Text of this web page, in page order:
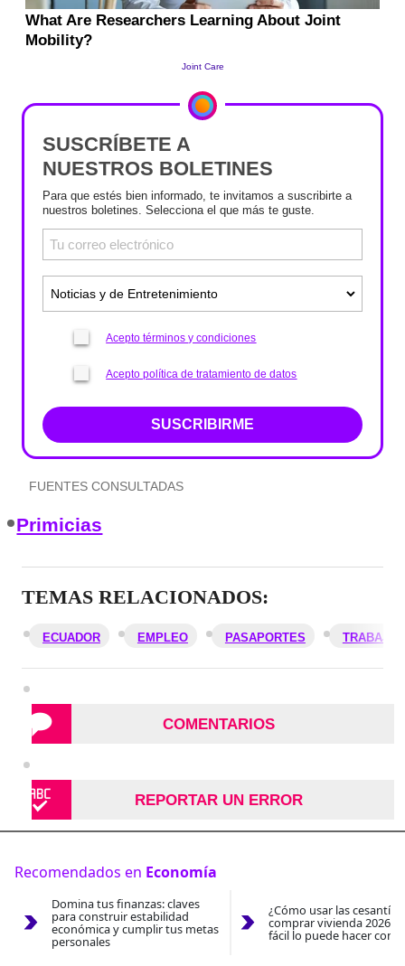
SUSCRÍBETE A
NUESTROS BOLETINES
Para que estés bien informado, te invitamos a suscribirte a
nuestros boletines. Selecciona el que más te guste.
Acepto términos y condiciones
Acepto política de tratamiento de datos
SUSCRIBIRME
FUENTES CONSULTADAS
Primicias
TEMAS RELACIONADOS:
ECUADOR EMPLEO PASAPORTES TRABAJO
COMENTARIOS
REPORTAR UN ERROR
Recomendados en Economía
Domina tus finanzas: claves
para construir estabilidad
económica y cumplir tus metas
personales
¿Cómo usar las
comprar vivienda 2026?
fácil lo puede hacer con